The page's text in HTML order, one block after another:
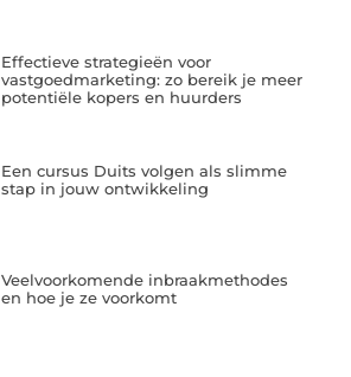
Effectieve strategieën voor
vastgoedmarketing: zo bereik je meer
potentiële kopers en huurders
Een cursus Duits volgen als slimme
stap in jouw ontwikkeling
Veelvoorkomende inbraakmethodes
en hoe je ze voorkomt